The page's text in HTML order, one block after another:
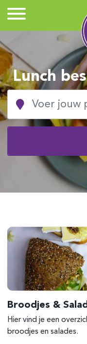
Lunch
Broodjes &
Hier vind je een
broodjes en salades.